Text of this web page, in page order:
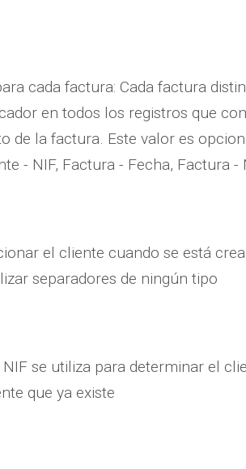
cada factura: Cada factura
en todos los registros que
de la factura. Este valor es
- NIF, Factura - Fecha, Factura -
el cliente cuando se está
separadores de ningún tipo
se utiliza para determinar el
que ya existe